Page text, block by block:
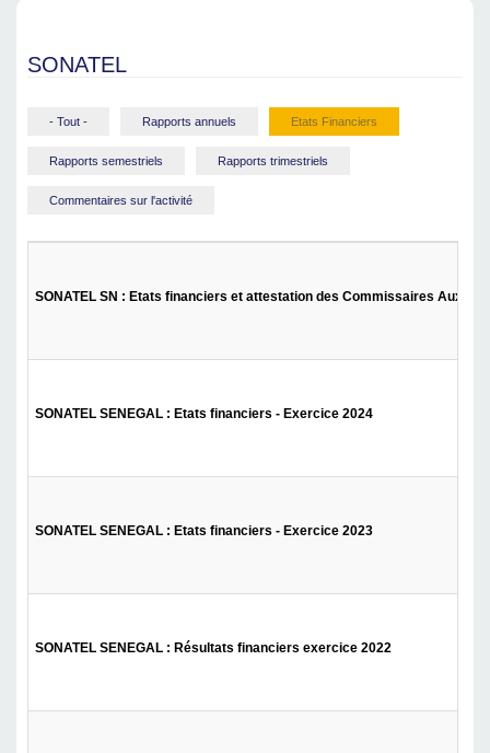
SONATEL
- Tout - Rapports annuels Etats Financiers
Rapports semestriels Rapports trimestriels
Commentaires sur l'activité
SONATEL SN : Etats financiers et attestation des Commissaires Aux
SONATEL SENEGAL : Etats financiers - Exercice 2024
SONATEL SENEGAL : Etats financiers - Exercice 2023
SONATEL SENEGAL : Résultats financiers exercice 2022